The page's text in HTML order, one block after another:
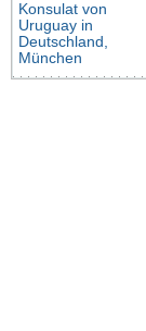
Konsulat von
Uruguay in
Deutschland,
München